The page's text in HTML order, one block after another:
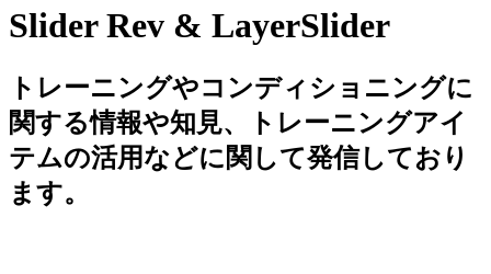
Slider Rev & LayerSlider
トレーニングやコンディショニングに
関する情報や知見、トレーニングアイ
テムの活用などに関して発信しており
ます。